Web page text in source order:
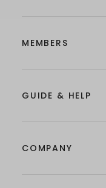
MEMBERS
GUIDE & HELP
COMPANY